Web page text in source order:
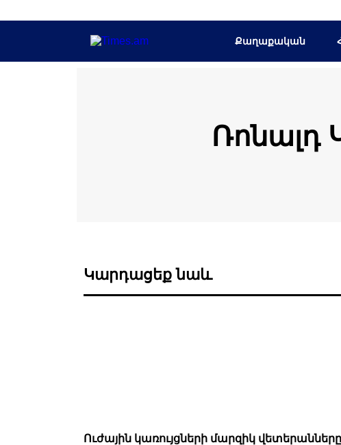
Քաղաքական
Ռոնալդ
Կարդացեք նաև
Ուժային կառույցների մարզիկ վետերանները